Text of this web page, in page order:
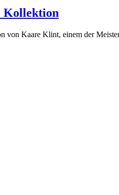
Kollektion
von Kaare Klint, einem der